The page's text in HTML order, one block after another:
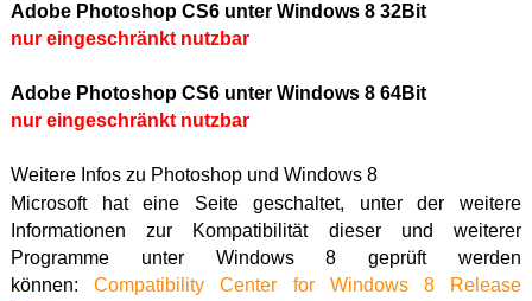
Adobe Photoshop CS6 unter Windows 8 32Bit
nur eingeschränkt nutzbar
Adobe Photoshop CS6 unter Windows 8 64Bit
nur eingeschränkt nutzbar
Weitere Infos zu Photoshop und Windows 8
Microsoft hat eine Seite geschaltet, unter der weitere
Informationen zur Kompatibilität dieser und weiterer
Programme unter Windows 8 geprüft werden
können:Compatibility Center for Windows 8 Release